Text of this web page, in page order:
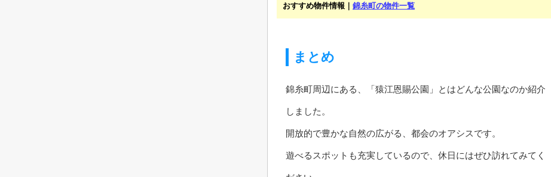
おすすめ物件情報｜ 錦糸町の物件一覧
まとめ
錦糸町周辺にある、「猿江恩賜公園」とはどんな公園なのか紹介
しました。
開放的で豊かな自然の広がる、都会のオアシスです。
遊べるスポットも充実しているので、休日にはぜひ訪れてみてく